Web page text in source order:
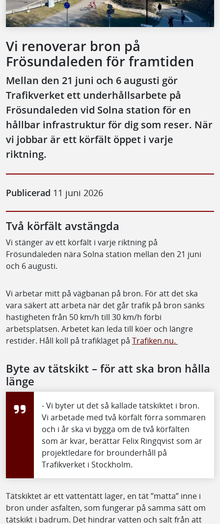
Vi renoverar bron på
Frösundaleden för framtiden
Mellan den 21 juni och 6 augusti gör
Trafikverket ett underhållsarbete på
Frösundaleden vid Solna station för en
hållbar infrastruktur för dig som reser. När
vi jobbar är ett körfält öppet i varje
riktning.
Publicerad 11 juni 2026
Två körfält avstängda
Vi stänger av ett körfält i varje riktning på
Frösundaleden nära Solna station mellan den 21 juni
och 6 augusti.
Vi arbetar mitt på vägbanan på bron. För att det ska
vara säkert att arbeta när det går trafik på bron sänks
hastigheten från 50 km/h till 30 km/h förbi
arbetsplatsen. Arbetet kan leda till köer och längre
restider. Håll koll på trafikläget på Trafiken.nu.
Byte av tätskikt – för att ska bron hålla
länge
- Vi byter ut det så kallade tätskiktet i bron.
Vi arbetade med två körfält förra sommaren
och i år ska vi bygga om de två körfälten
som är kvar, berättar Felix Ringqvist som är
projektledare för brounderhåll på
Trafikverket i Stockholm.
Tätskiktet är ett vattentätt lager, en tät ”matta” inne i
bron under asfalten, som fungerar på samma sätt om
tätskikt i badrum. Det hindrar vatten och salt från att